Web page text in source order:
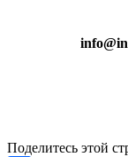
Поделитесь этой